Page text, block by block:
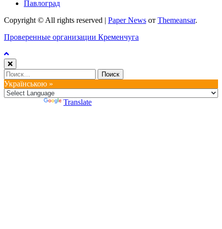
Павлоград
Copyright © All rights reserved | Paper News от Themeansar.
Проверенные организации Кременчуга
Найти:
Українською »
Translate